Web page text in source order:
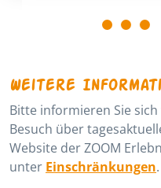
Weitere
Bitte informieren Sie
Besuch über
Website der ZOOM
unter Einschränkungen.